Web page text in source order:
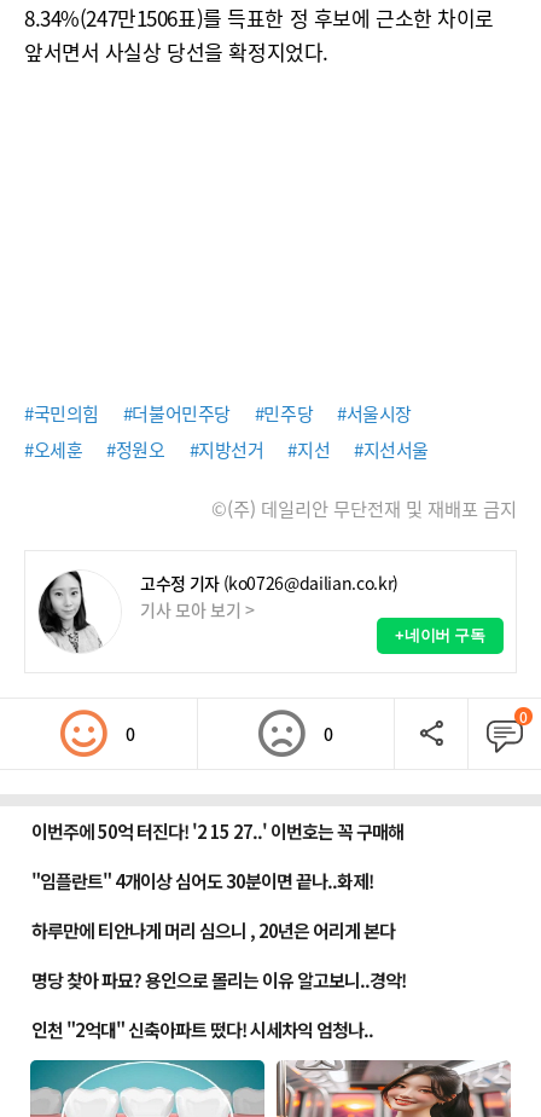
8.34%(247만1506표)를 득표한 정 후보에 근소한 차이로
앞서면서 사실상 당선을 확정지었다.
#국민의힘 #더불어민주당 #민주당
#서울시장
#오세훈
#정원오 #지방선거 #지선 #지선서울
©(주) 데일리안 무단전재 및 재배포 금지
고수정 기자 (ko0726@dailian.co.kr)
기사 모아 보기 >
+네이버 구독
0 0
0